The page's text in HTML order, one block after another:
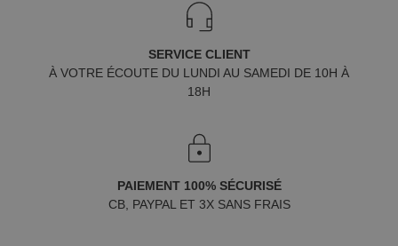
SERVICE CLIENT
À VOTRE ÉCOUTE DU LUNDI AU SAMEDI DE 10H À
18H
PAIEMENT 100% SÉCURISÉ
CB, PAYPAL ET 3X SANS FRAIS